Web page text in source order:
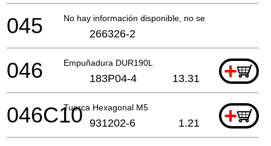
No hay información disponible, no se puede pedir
045 266326-2
Empuñadura DUR190L +
046 183P04-4 13.31
Tuerca Hexagonal M5 +
046C10 931202-6 1.21